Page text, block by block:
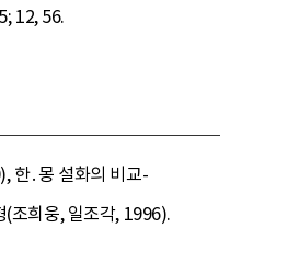
12, 56.
한․몽 설화의 비교-
조희웅, 일조각, 1996).